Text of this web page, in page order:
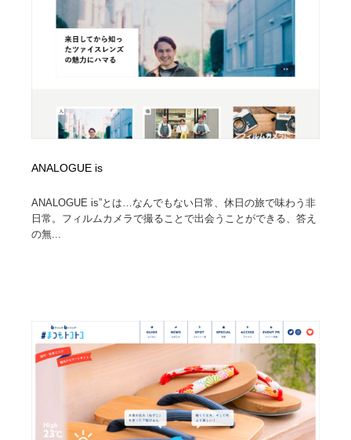
ANALOGUE is
ANALOGUE is”とは…なんでもない日常、休日の旅で味わう非
日常。フィルムカメラで撮ることで出会うことができる、答え
の無...